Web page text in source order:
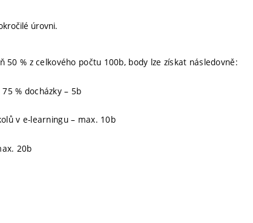
úrovni.
50 % z celkového počtu 100b, body lze získat následovně:
% docházky – 5b
v e-learningu – max. 10b
20b